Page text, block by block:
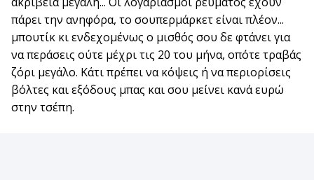
πάρει την ανηφόρα, το σουπερμάρκετ είναι πλέον...
μπουτίκ κι ενδεχομένως ο μισθός σου δε φτάνει για
να περάσεις ούτε μέχρι τις 20 του μήνα, οπότε τραβάς
ζόρι μεγάλο. Κάτι πρέπει να κόψεις ή να περιορίσεις
βόλτες και εξόδους μπας και σου μείνει κανά ευρώ
στην τσέπη.